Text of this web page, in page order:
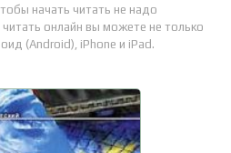
начать читать не надо
онлайн вы можете не только
(Android), iPhone и iPad.